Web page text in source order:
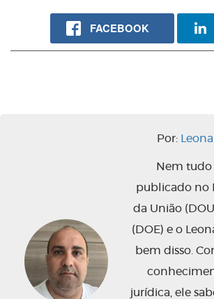
FACEBOOK
Por:
Nem tudo
publicado no
da União
(DOE) e o
bem disso.
jurídica, ele